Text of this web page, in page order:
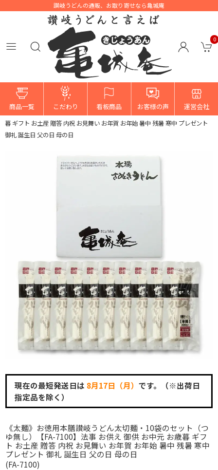
讃岐うどんの通販、お取り寄せなら亀城庵
0
商品一覧 こだわり 看板商品 お客様の声 運営会社
HOME> 自宅用> >
《太麺》お徳用本膳讃岐うどん
太切麺・10袋のセット（つゆ無し）【FA-7100】法事 お供え 御供 お中元 お歳
暮 ギフト お土産 贈答 内祝 お見舞い お年賀 お年始 暑中 残暑 寒中 プレゼント
御礼 誕生日 父の日 母の日
現在の最短発送日は 8月17日（月） です。（※出荷日
指定品を除く）
《太麺》お徳用本膳讃岐うどん太切麺・10袋のセット（つ
ゆ無し）【FA-7100】法事 お供え 御供 お中元 お歳暮 ギフ
ト お土産 贈答 内祝 お見舞い お年賀 お年始 暑中 残暑 寒中
プレゼント 御礼 誕生日 父の日 母の日
(FA-7100)